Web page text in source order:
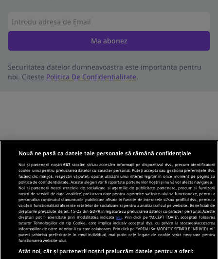
Ma abonez
Securitatea datelor dumneavoastra este importanta pentru
noi. Citeste Politica De Confidentialitate.
Nouă ne pasă ca datele tale personale să rămână confidențiale
Noi și partenerii noștri667 stocăm și/sau accesăm informații pe dispozitivul dvs., precum identificatorii
cookie unici pentru prelucrarea datelor cu caracter personal. Puteți accepta sau gestiona preferințele dvs.
făcând clic mai jos, respectiv vă puteți opune utilizării unui interes legitim în orice moment pe pagina cu
politica de confidențialitate. Aceste alegeri vor fi raportate partenerilor noștri și nu vă vor afecta navigarea.
Noi si partenerii nostri (retelele de socializare si agentiile de publicitate partenere, precum si furnizorii
nostri de servicii de date analitice) prelucram date pentru a permite website-ului sa functioneze, pentru a
personaliza continutul si anunturile publicitare afisate in functie de interesele si/sau profilul dvs., pentru a
va oferi functionalitati aferente retelelor de socializare si pentru a analiza traficul pe website. Beneficiati de
drepturile prevazute de art. 15-22 din GDPR in legatura cu prelucrarea datelor cu caracter personal. Aceste
drepturi pot fi exercitate prin modalitatea indicata aici . Prin click pe “ACCEPT TOATE”, acceptati folosirea
tuturor Tehnologiilor de tip Cookie, care implica inclusiv acceptul dvs. cu privire la stocarea/accesarea
informatiilor de catre Vendor-ii cu care colaboram. Prin click pe “VREAU SA MODIFIC SETARILE INDIVIDUAL”
puteti schimba preferintele in mod individual, mai putin cele legate de cookie strict necesare pentru
functionarea website-ului.
Atât noi, cât și partenerii noștri prelucrăm datele pentru a oferi: